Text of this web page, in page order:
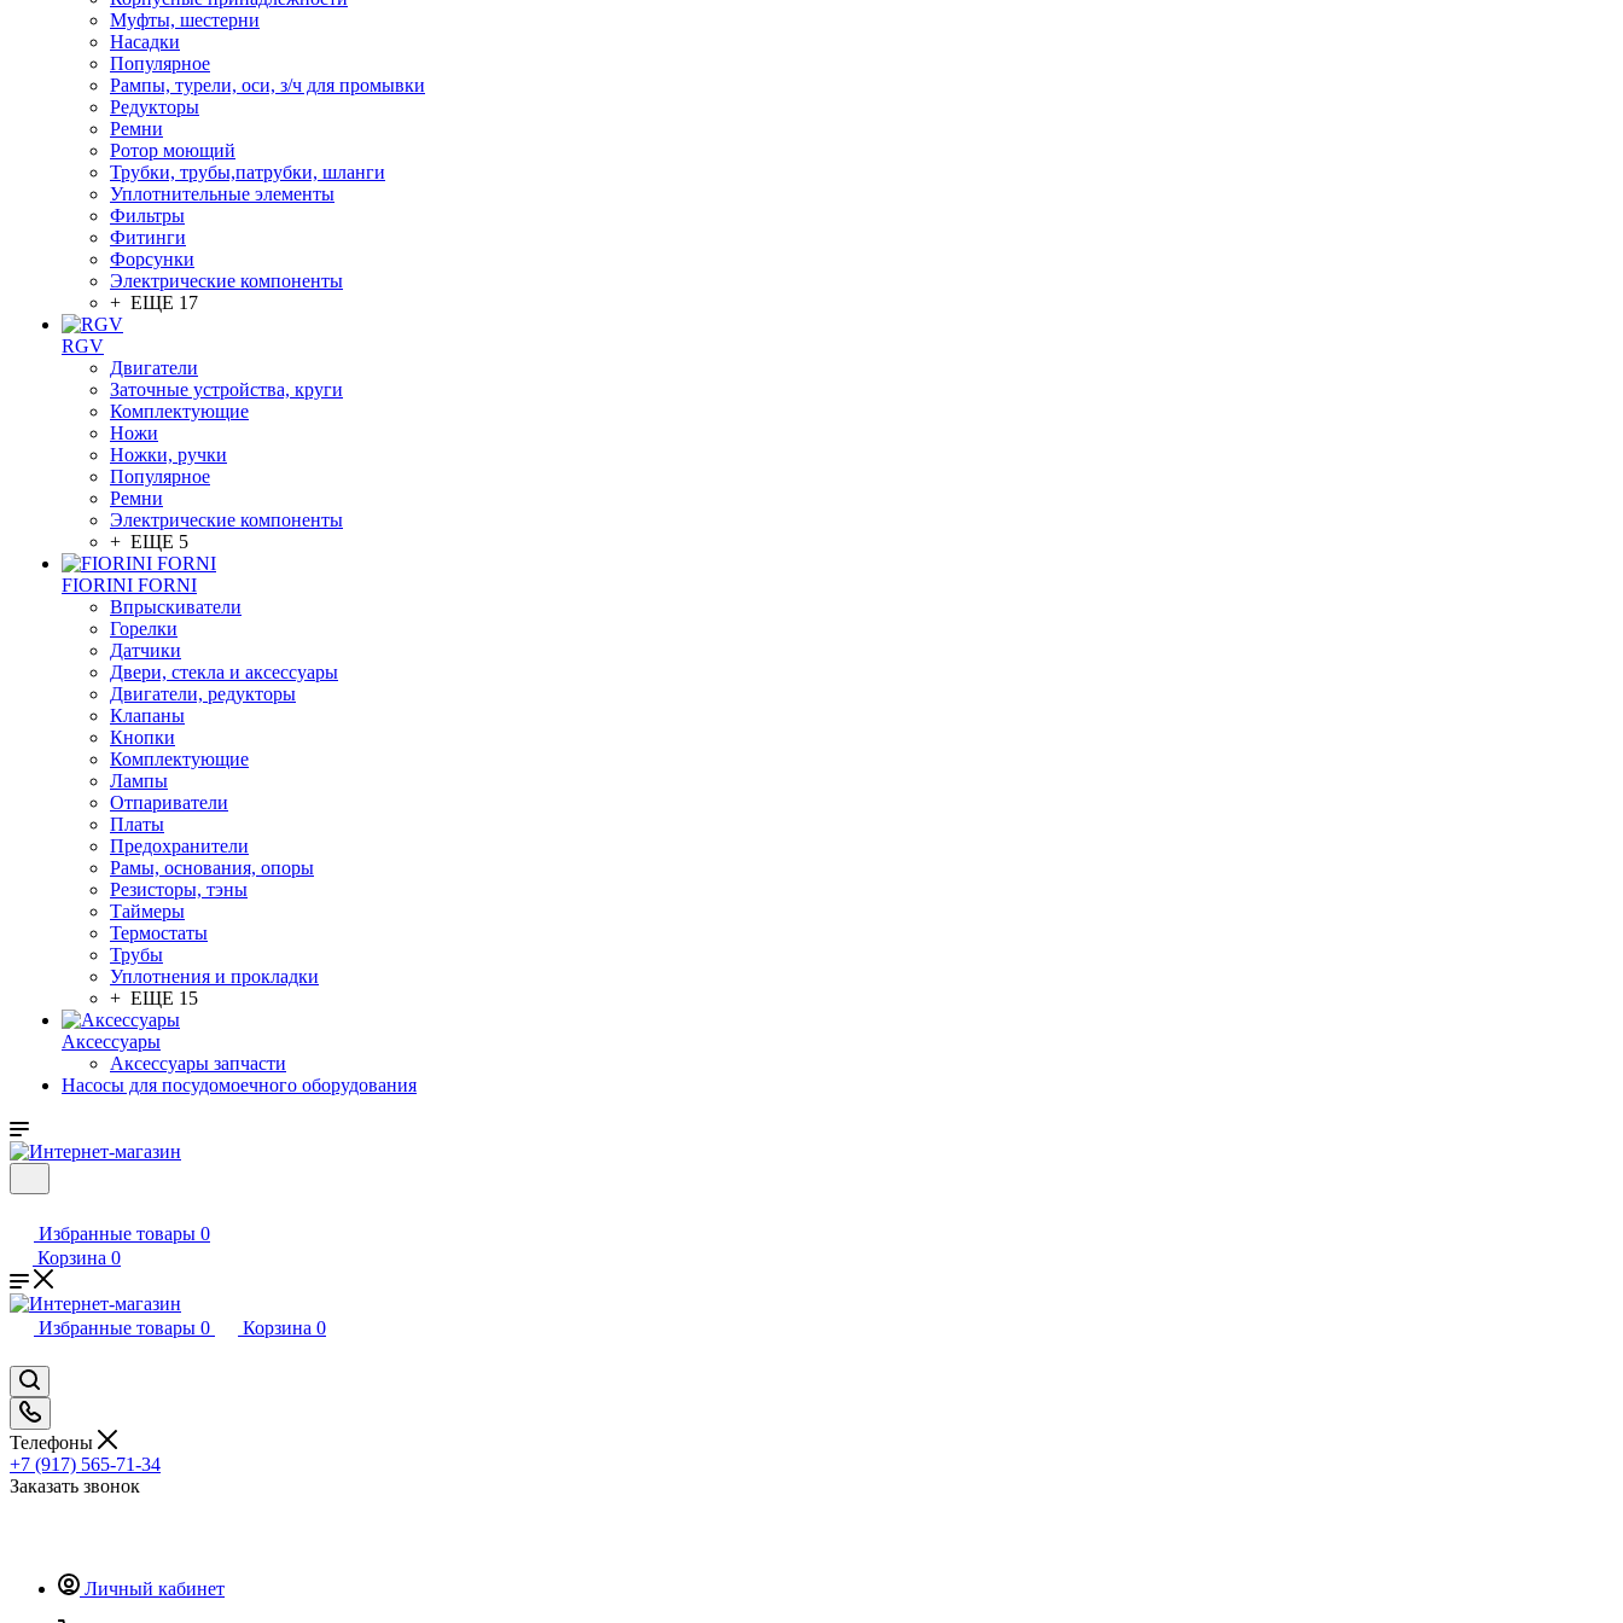
Муфты, шестерни
Насадки
Популярное
Рампы, турели, оси, з/ч для промывки
Редукторы
Ремни
Ротор моющий
Трубки, трубы,патрубки, шланги
Уплотнительные элементы
Фильтры
Фитинги
Форсунки
Электрические компоненты
+ ЕЩЕ 17
RGV
Двигатели
Заточные устройства, круги
Комплектующие
Ножи
Ножки, ручки
Популярное
Ремни
Электрические компоненты
+ ЕЩЕ 5
FIORINI FORNI
Впрыскиватели
Горелки
Датчики
Двери, стекла и аксессуары
Двигатели, редукторы
Клапаны
Кнопки
Комплектующие
Лампы
Отпариватели
Платы
Предохранители
Рамы, основания, опоры
Резисторы, тэны
Таймеры
Термостаты
Трубы
Уплотнения и прокладки
+ ЕЩЕ 15
Аксессуары
Аксессуары запчасти
Насосы для посудомоечного оборудования
Избранные товары 0
Корзина 0
Избранные товары 0 Корзина 0
Телефоны
+7 (917) 565-71-34
Заказать звонок
Личный кабинет